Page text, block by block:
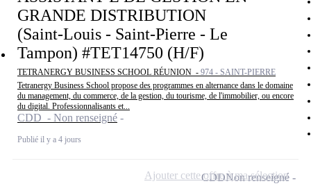
GRANDE DISTRIBUTION
(Saint-Louis - Saint-Pierre - Le
Tampon) #TET14750 (H/F)
TETRANERGY BUSINESS SCHOOL RÉUNION - 974 - SAINT-PIERRE
Tetranergy Business School propose des programmes en alternance dans le domaine
du management, du commerce, de la gestion, du tourisme, de l'immobilier, ou encore
du digital. Professionnalisants et...
CDD - Non renseigné
Publié il y a 4 jours
CDDNon renseigné
Ajouter cette offre à ma sélection